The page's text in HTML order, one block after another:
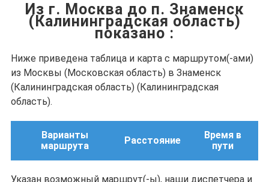
Из г. Москва до п. Знаменск
(Калининградская область)
показано :
Ниже приведена таблица и карта с маршрутом(-ами)
из Москвы (Московская область) в Знаменск
(Калининградская область) (Калининградская
область).
Варианты
маршрута
Расстояние
Время в
пути
Указан возможный маршрут(-ы), наши диспетчера и